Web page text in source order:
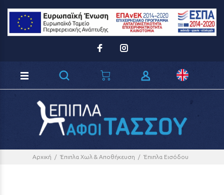
Αρχική Έπιπλα Χωλ & Αποθήκευση Έπιπλα Εισόδου